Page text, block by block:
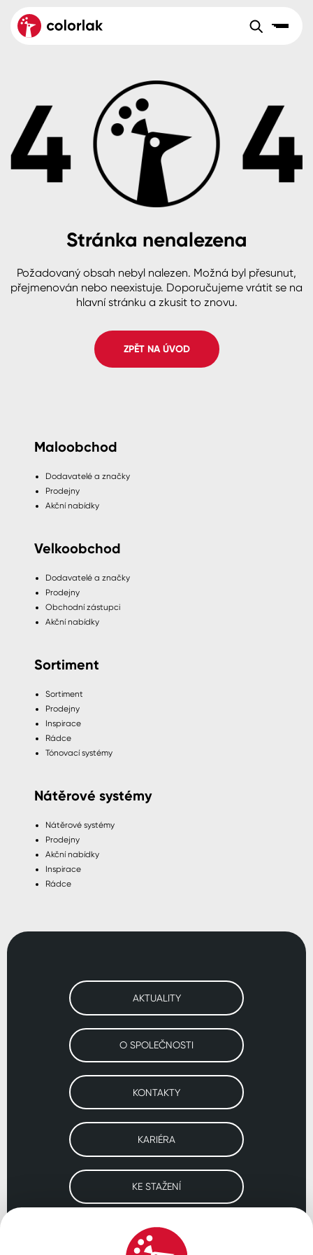
Velkoobchod Sortiment
Aktuality
Reference
O společnosti
B2B +420 800 145 555Po – Pá: 8:00–15:00
Česko
Slovensko Polsko Worldwide
Dřevo
Beton, asfalt, minerální podklady
Plast, sklo, keramika
Stěny
Fasády
Spreje
Colorlak Dekor
Colorlak Profi
Colorlak Pta
Stránka nenalezena
Požadovaný obsah nebyl nalezen. Možná byl přesunut,
přejmenován nebo neexistuje. Doporučujeme vrátit se na
hlavní stránku a zkusit to znovu.
ZPĚT NA ÚVOD
Maloobchod
Dodavatelé a značky
Prodejny
Akční nabídky
Velkoobchod
Dodavatelé a značky
Prodejny
Obchodní zástupci
Akční nabídky
Sortiment
Sortiment
Prodejny
Inspirace
Rádce
Tónovací systémy
Nátěrové systémy
Nátěrové systémy
Prodejny
Akční nabídky
Inspirace
Rádce
AKTUALITY
O SPOLEČNOSTI
KONTAKTY
KARIÉRA
KE STAŽENÍ
Navštivte naše pobočky